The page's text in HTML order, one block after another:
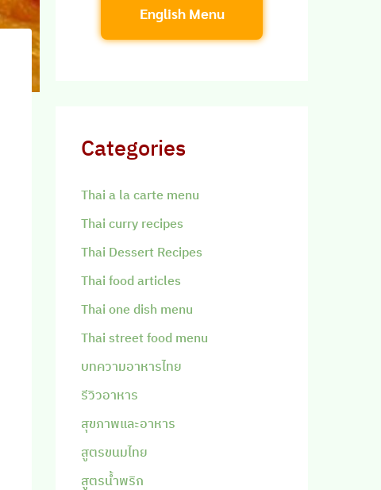
English Menu
Categories
Thai a la carte menu
Thai curry recipes
Thai Dessert Recipes
Thai food articles
Thai one dish menu
Thai street food menu
บทความอาหารไทย
รีวิวอาหาร
สุขภาพและอาหาร
สูตรขนมไทย
สูตรน้ำพริก